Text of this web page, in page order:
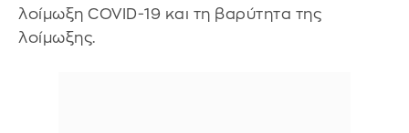
λοίμωξη COVID-19 και τη βαρύτητα της
λοίμωξης.